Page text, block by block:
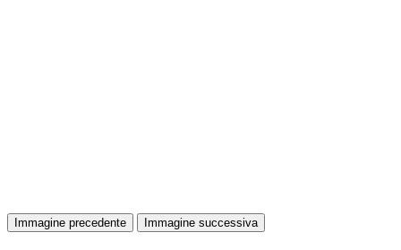
Immagine precedente Immagine successiva